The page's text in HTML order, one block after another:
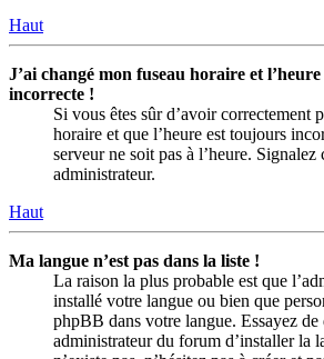
Haut
J’ai changé mon fuseau horaire et
incorrecte !
Si vous êtes sûr d’avoir correctement
horaire et que l’heure est toujours
serveur ne soit pas à l’heure. Signalez
administrateur.
Haut
Ma langue n’est pas dans la liste !
La raison la plus probable est que
installé votre langue ou bien que
phpBB dans votre langue. Essayez de
administrateur du forum d’installer la